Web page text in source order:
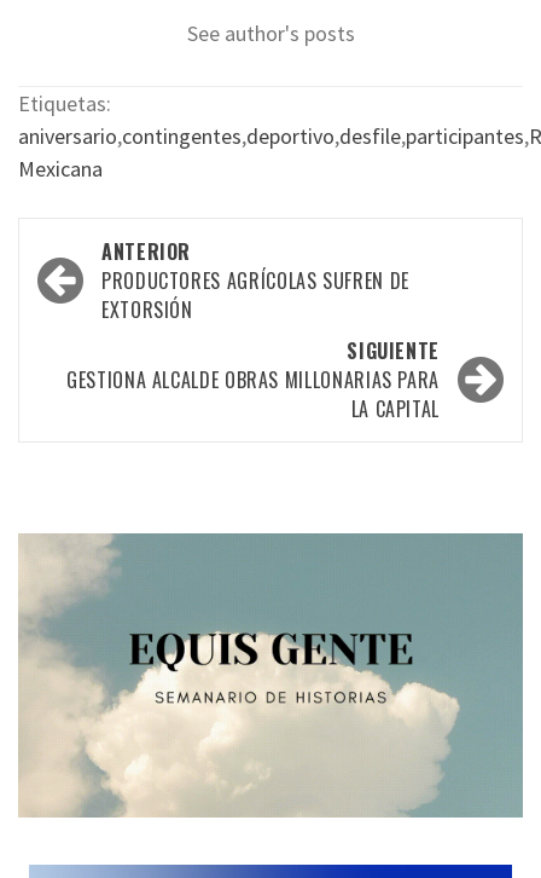
See author's posts
Etiquetas:
aniversario,contingentes,deportivo,desfile,participantes,
Mexicana
Navegación
por
entradas
ANTERIOR
PRODUCTORES AGRÍCOLAS SUFREN DE
EXTORSIÓN
SIGUIENTE
GESTIONA ALCALDE OBRAS MILLONARIAS PARA
LA CAPITAL